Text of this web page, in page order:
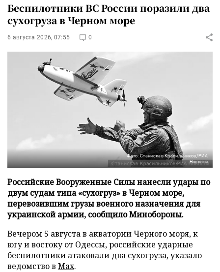
Беспилотники ВС России поразили два
сухогруза в Черном море
6 августа 2026, 07:55 0
Фото: Станислав Красильников/РИА
Новости
Российские Вооруженные Силы нанесли удары по
двум судам типа «сухогруз» в Черном море,
перевозившим грузы военного назначения для
украинской армии, сообщило Минобороны.
Вечером 5 августа в акватории Черного моря, к
югу и востоку от Одессы, российские ударные
беспилотники атаковали два сухогруза, указало
ведомство в Max.